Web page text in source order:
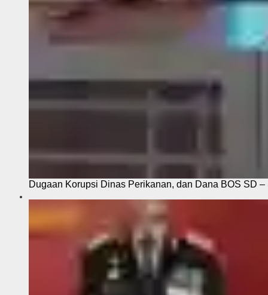
Dugaan Korupsi Dinas Perikanan, dan Dana BOS SD